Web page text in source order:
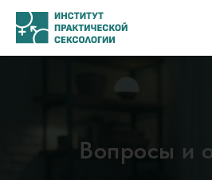
Вопросы и